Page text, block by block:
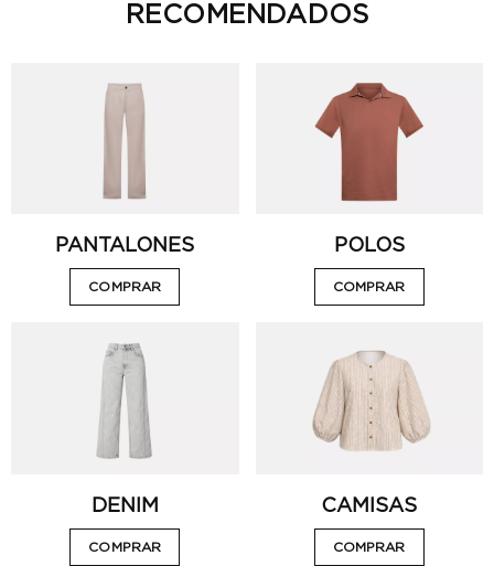
VISTA RÁPIDA VISTA RÁPIDA
RECOMENDADOS
PANTALONES
COMPRAR
POLOS
COMPRAR
DENIM
COMPRAR
CAMISAS
COMPRAR